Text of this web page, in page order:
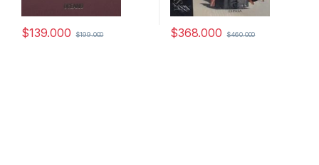
$139.000 $199.000 $368.000 $460.000